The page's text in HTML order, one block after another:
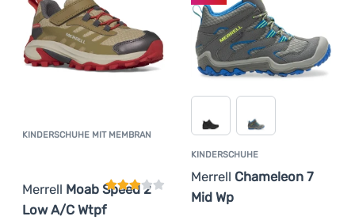
Anmelden /
Registrieren
KINDERSCHUHE MIT MEMBRAN
Merrell Moab Speed 2
Low A/C Wtpf
Kundenbewertung
KINDERSCHUHE
Merrell Chameleon 7
Mid Wp